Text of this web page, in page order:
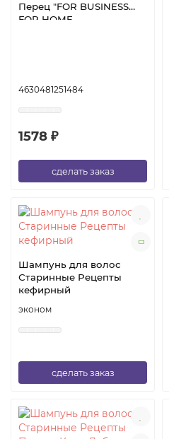
Перец "FOR BUSINESS
FOR HOME
4630481251484
1578 ₽
сделать заказ
Шампунь для волос
Старинные Рецепты
кефирный
эконом
сделать заказ